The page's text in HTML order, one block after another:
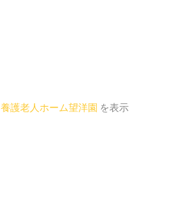
養護老人ホーム望洋園 を表示